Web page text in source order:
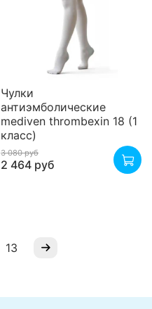
Чулки
антиэмболические
mediven thrombexin 18 (1
класс)
3 080 руб
2 464 руб
13